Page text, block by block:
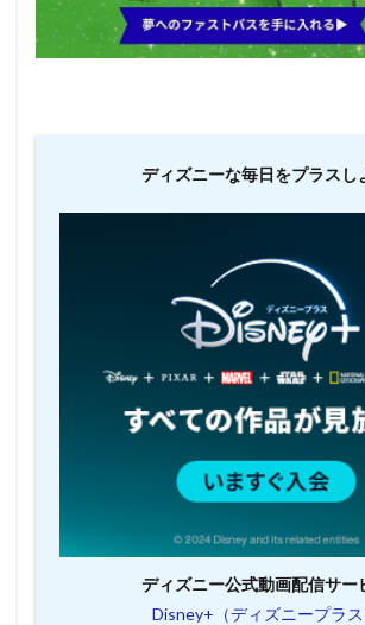
ディズニーな毎日をプラスし
ディズニー公式動画配信サー
Disney+（ディズニープラス